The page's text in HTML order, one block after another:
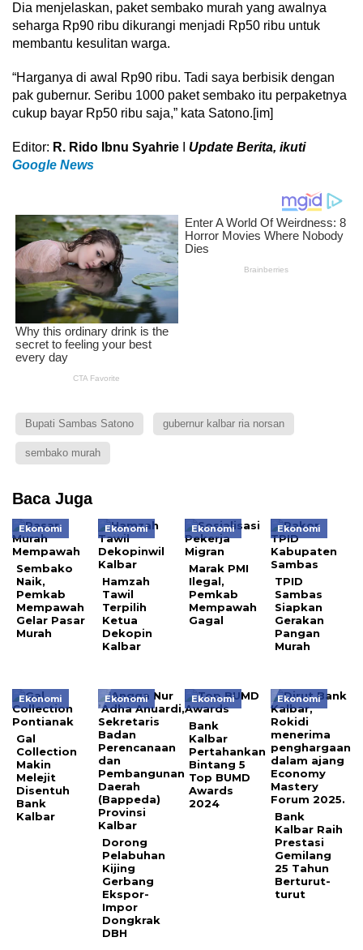
Dia menjelaskan, paket sembako murah yang awalnya
seharga Rp90 ribu dikurangi menjadi Rp50 ribu untuk
membantu kesulitan warga.
“Harganya di awal Rp90 ribu. Tadi saya berbisik dengan
pak gubernur. Seribu 1000 paket sembako itu perpaketnya
cukup bayar Rp50 ribu saja,” kata Satono.[im]
Editor: R. Rido Ibnu Syahrie Update Berita, ikuti
Google News
Bupati Sambas Satono gubernur kalbar ria norsan
sembako murah
Baca Juga
Ekonomi
Sembako
Naik,
Pemkab
Mempawah
Gelar Pasar
Murah
Ekonomi
Hamzah
Tawil
Terpilih
Ketua
Dekopin
Kalbar
Ekonomi
Marak PMI
Ilegal,
Pemkab
Mempawah
Gagal
Ekonomi
TPID
Sambas
Siapkan
Gerakan
Pangan
Murah
Ekonomi
Gal
Collection
Makin
Melejit
Disentuh
Bank
Kalbar
Ekonomi
Dorong
Pelabuhan
Kijing
Gerbang
Ekspor-
Impor
Dongkrak
DBH
Ekonomi
Bank
Kalbar
Pertahankan
Bintang 5
Top BUMD
Awards
2024
Ekonomi
Bank
Kalbar Raih
Prestasi
Gemilang
25 Tahun
Berturut-
turut